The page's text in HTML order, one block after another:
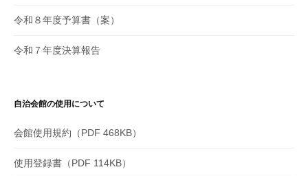
令和８年度予算書（案）
令和７年度決算報告
自治会館の使用について
会館使用規約（PDF 468KB）
使用登録書（PDF 114KB）